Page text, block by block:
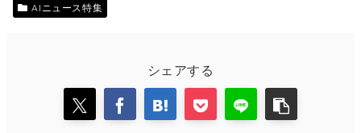
AIニュース特集
シェアする